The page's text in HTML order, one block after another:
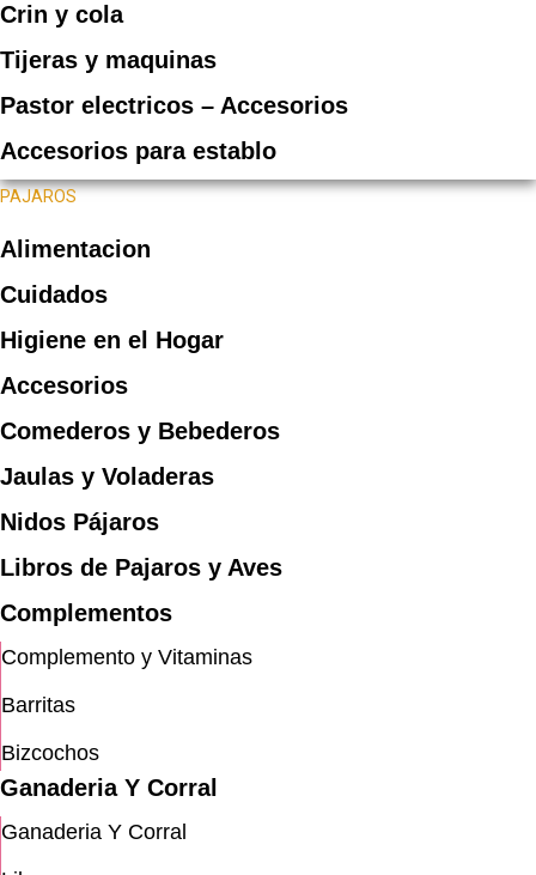
Crin y cola
Tijeras y maquinas
Pastor electricos – Accesorios
Accesorios para establo
PAJAROS
Alimentacion
Cuidados
Higiene en el Hogar
Accesorios
Comederos y Bebederos
Jaulas y Voladeras
Nidos Pájaros
Libros de Pajaros y Aves
Complementos
Complemento y Vitaminas
Barritas
Bizcochos
Ganaderia Y Corral
Ganaderia Y Corral